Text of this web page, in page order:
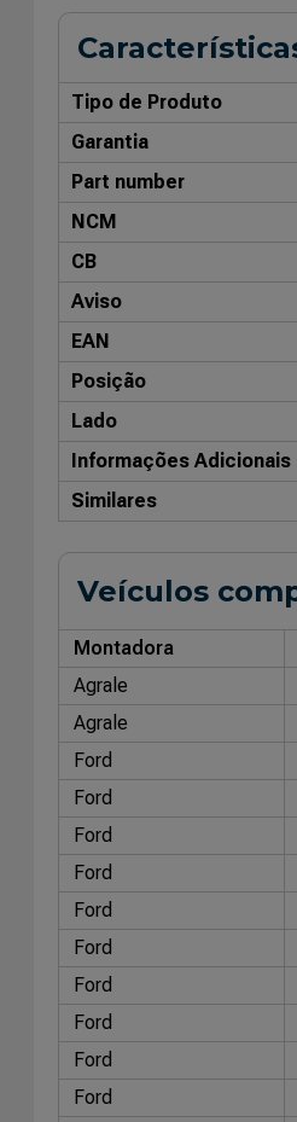
Tipo de Produto
Garantia
Part number
NCM
CB
Aviso
EAN
Posição
Lado
Informações Adicionais
Similares
Veículos
Montadora
Agrale
Agrale
Ford
Ford
Ford
Ford
Ford
Ford
Ford
Ford
Ford
Ford